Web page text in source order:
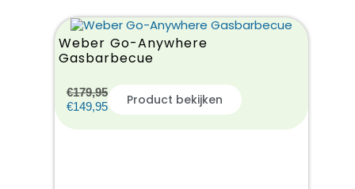
Weber Go-Anywhere
Gasbarbecue
€179,95
€149,95 Product bekijken